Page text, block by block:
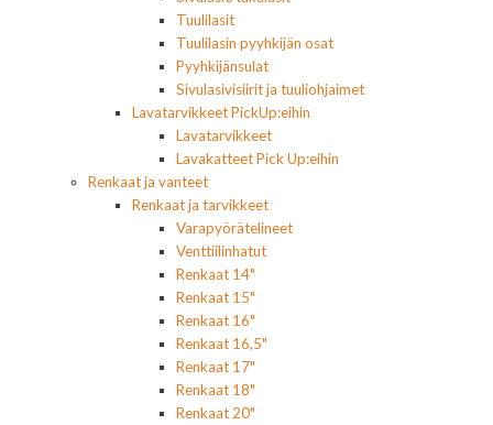
Tuulilasit
Tuulilasin pyyhkijän osat
Pyyhkijänsulat
Sivulasivisiirit ja tuuliohjaimet
Lavatarvikkeet PickUp:eihin
Lavatarvikkeet
Lavakatteet Pick Up:eihin
Renkaat ja vanteet
Renkaat ja tarvikkeet
Varapyörätelineet
Venttiilinhatut
Renkaat 14"
Renkaat 15"
Renkaat 16"
Renkaat 16,5"
Renkaat 17"
Renkaat 18"
Renkaat 20"